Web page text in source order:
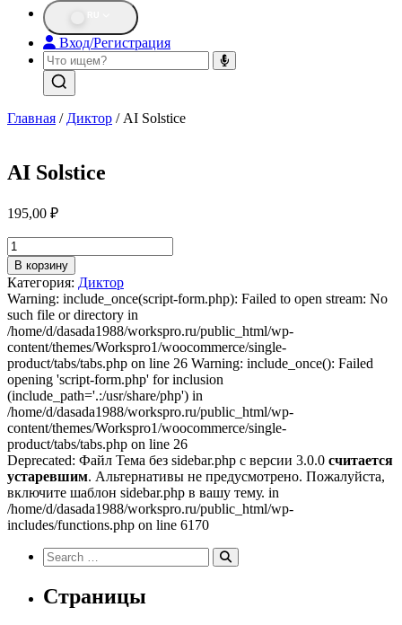
Вход/Регистрация
Главная / Диктор / AI Solstice
AI Solstice
195,00 ₽
Количество
товара
AI
Solstice
В корзину
Категория: Диктор
Warning: include_once(script-form.php): Failed to open stream: No
such file or directory in
/home/d/dasada1988/workspro.ru/public_html/wp-
content/themes/Workspro1/woocommerce/single-
product/tabs/tabs.php on line 26 Warning: include_once(): Failed
opening 'script-form.php' for inclusion
(include_path='.:/usr/share/php') in
/home/d/dasada1988/workspro.ru/public_html/wp-
content/themes/Workspro1/woocommerce/single-
product/tabs/tabs.php on line 26
Deprecated: Файл Тема без sidebar.php с версии 3.0.0 считается
устаревшим. Альтернативы не предусмотрено. Пожалуйста,
включите шаблон sidebar.php в вашу тему. in
/home/d/dasada1988/workspro.ru/public_html/wp-
includes/functions.php on line 6170
Search
for:
Search
Страницы